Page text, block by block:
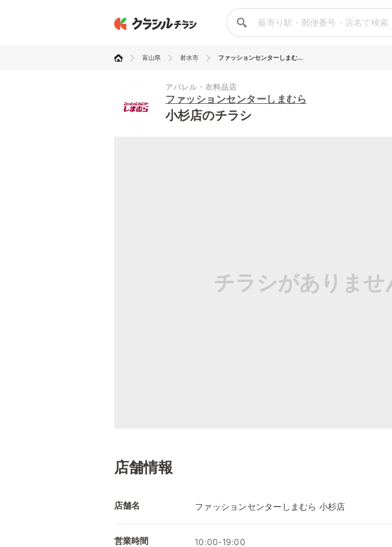
富山県 射水市 ファッションセンターしまむ...
アパレル・衣料品店
ファッションセンターしまむら
小杉店のチラシ
チラシがありませ
店舗情報
店舗名 ファッションセンターしまむら 小杉店
営業時間 10:00-19:00